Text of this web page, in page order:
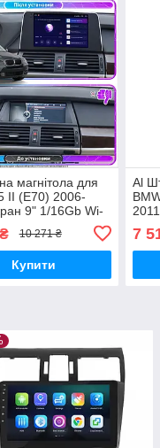
магнітола для
II (E70) 2006-
9" 1/16Gb Wi-
10 271 ₴
Купити
Al
7